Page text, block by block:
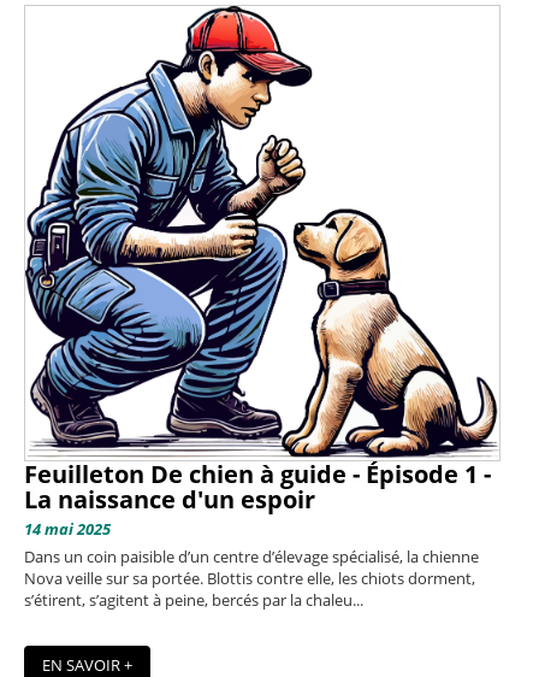
Feuilleton De chien à guide - Épisode 1 -
La naissance d'un espoir
14 mai 2025
Dans un coin paisible d’un centre d’élevage spécialisé, la chienne
Nova veille sur sa portée. Blottis contre elle, les chiots dorment,
s’étirent, s’agitent à peine, bercés par la chaleu...
EN SAVOIR +